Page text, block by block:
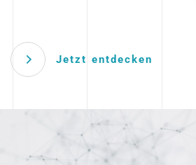
Jetzt entdecken